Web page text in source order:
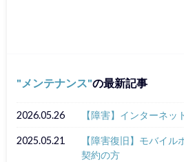
メンテナンス の最新記事
2026.05.26 【障害】インターネッ
2025.05.21
【障害復旧】モバイ
契約の方